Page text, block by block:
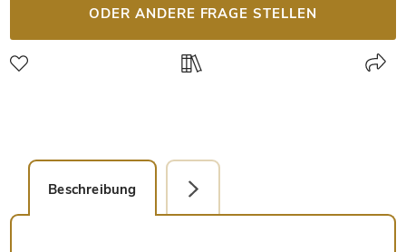
ODER ANDERE FRAGE STELLEN
Beschreibung Faksimile-Editionen (1)